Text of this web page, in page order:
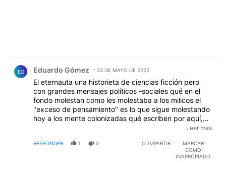
EG Eduardo Gómez 23 DE MAYO DE 2025
El eternauta una historieta de ciencias ficción pero
con grandes mensajes políticos -sociales qué en el
fondo molestan como les molestaba a los milicos el
"exceso de pensamiento" es lo que sigue molestando
hoy a los mente colonizadas qué escriben por aquí,
porque será? Cabe hacerce muchas preguntas sobre
hace pensar y eso les molesta a los adalides de 'la
Leer mas
RESPONDER 1 0 COMPARTIR
MARCAR
COMO
INAPROPIADO